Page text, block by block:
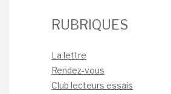
RUBRIQUES
La lettre
Rendez-vous
Club lecteurs essais